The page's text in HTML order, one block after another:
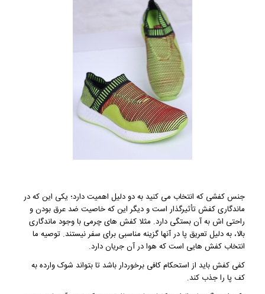
جنس کفشی که انتخاب می کنید به دو دلیل اهمیت دارد؛ یکی این که در
ماندگاری کفش تأثیرگذار است و دیگر این که خاصیت ضد عرق بودن و
راحتی اش به آن بستگی دارد. مثلا کفش های چرمی با وجود ماندگاری
بالا، به دلیل تعریق پا در آنها گزینه مناسبی برای سفر نیستند. توصیه ما
انتخاب کفش هایی است که هوا در آن جریان دارد.
کفی کفش باید از استحکام کافی برخوردار باشد تا بتواند شوک وارده به
کف پا را جذب کند.